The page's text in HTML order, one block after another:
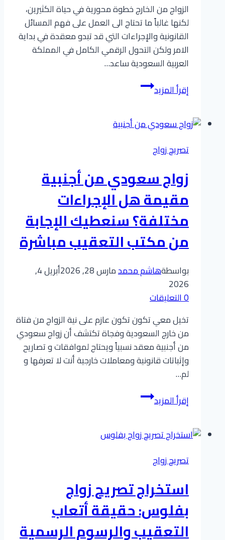
الزواج من الخارج خطوة محورية في حياة الكثيرين،
لكنها غالباً ما تحتاج الى العمل على فهم المسائل
القانونية والإجراءات التي قد تبدو معقدة في بداية
الامر ولكن التحول الرقمي الكامل في المملكة
العربية السعودية ساعد…
إقرأ المزيددليل
زواج
من
في
:
الشروط،
الخطوات،
وأسرع
الطرق
القانونية
تصريح زواج
​زواج سعودي من أجنبية
مقيمة هل الإجراءات
مختلفة؟ سنعطيك الإجابة
من مكتب التعقيب مباشرة
بواسطةهاشم محمدمارس 28, 2026
أبريل 4,
2026
0 التعليقات
تخيل معي تكون تكون عازم على نية الزواج من فتاة
من خارج السعودية وفجاة تكتشف أن زواج سعودي
من أجنبية معقد نسبياً ويحتاج لموافقات و تصاريح
وإثباتات قانونية ومعاملات خارجية أنت لا تعرفها و
لم…
إقرأ المزيد
زواج
من
مقيمة
الإجراءات
مختلفة؟
سنعطيك
الإجابة
تصريح زواج
استخراج تصريح زواج
بفلوس: حقيقة أتعاب
التعقيب والرسوم الرسمية